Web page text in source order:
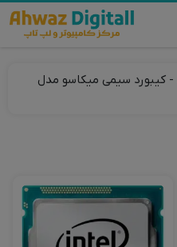
- کیبورد سیمی میکاسو مدل